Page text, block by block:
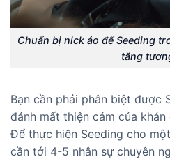
Chuẩn bị nick ảo để Seeding
tăng
Bạn cần phải phân biệt được
đánh mất thiện cảm của
Để thực hiện Seeding cho
cần tới 4-5 nhân sự chuyên